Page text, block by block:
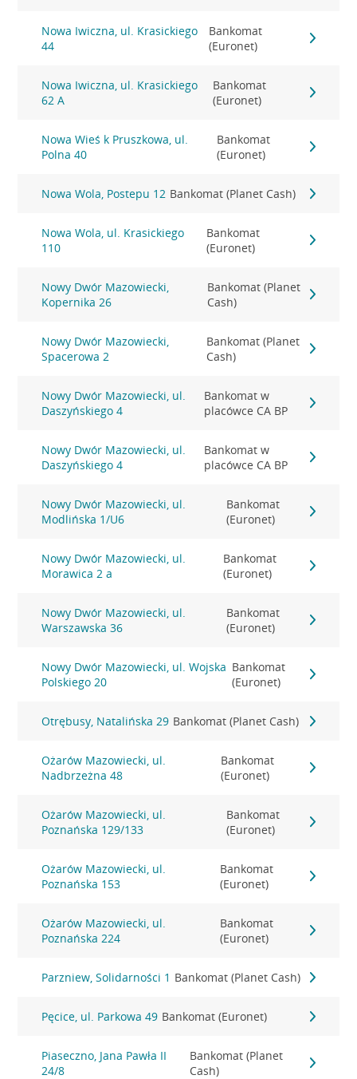
Nowa Iwiczna, ul. Krasickiego
44
Bankomat
(Euronet)
Nowa Iwiczna, ul. Krasickiego
62 A
Bankomat
(Euronet)
Nowa Wieś k Pruszkowa, ul.
Polna 40
Bankomat
(Euronet)
Nowa Wola, Postepu 12 Bankomat (Planet Cash)
Nowa Wola, ul. Krasickiego
110
Bankomat
(Euronet)
Nowy Dwór Mazowiecki,
Kopernika 26
Bankomat (Planet
Cash)
Nowy Dwór Mazowiecki,
Spacerowa 2
Bankomat (Planet
Cash)
Nowy Dwór Mazowiecki, ul.
Daszyńskiego 4
Bankomat w
placówce CA BP
Nowy Dwór Mazowiecki, ul.
Daszyńskiego 4
Bankomat w
placówce CA BP
Nowy Dwór Mazowiecki, ul.
Modlińska 1/U6
Bankomat
(Euronet)
Nowy Dwór Mazowiecki, ul.
Morawica 2 a
Bankomat
(Euronet)
Nowy Dwór Mazowiecki, ul.
Warszawska 36
Bankomat
(Euronet)
Nowy Dwór Mazowiecki, ul. Wojska
Polskiego 20
Bankomat
(Euronet)
Otrębusy, Natalińska 29 Bankomat (Planet Cash)
Ożarów Mazowiecki, ul.
Nadbrzeżna 48
Bankomat
(Euronet)
Ożarów Mazowiecki, ul.
Poznańska 129/133
Bankomat
(Euronet)
Ożarów Mazowiecki, ul.
Poznańska 153
Bankomat
(Euronet)
Ożarów Mazowiecki, ul.
Poznańska 224
Bankomat
(Euronet)
Parzniew, Solidarności 1 Bankomat (Planet Cash)
Pęcice, ul. Parkowa 49 Bankomat (Euronet)
Piaseczno, Jana Pawła II
24/8
Bankomat (Planet
Cash)